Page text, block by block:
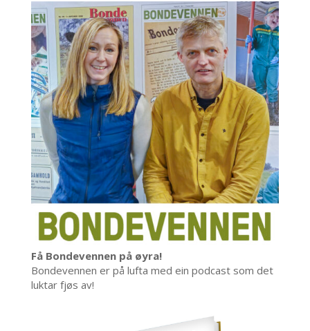
Få Bondevennen på øyra!
Bondevennen er på lufta med ein podcast som det
luktar fjøs av!